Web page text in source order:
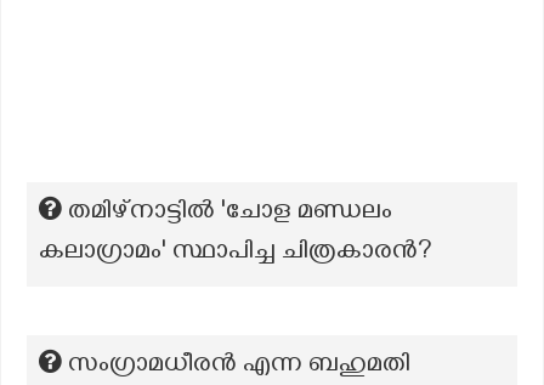
തമിഴ്നാട്ടിൽ 'ചോള മണ്ഡലം
കലാഗ്രാമം' സ്ഥാപിച്ച ചിത്രകാരൻ?
സംഗ്രാമധീരൻ എന്ന ബഹുമതി